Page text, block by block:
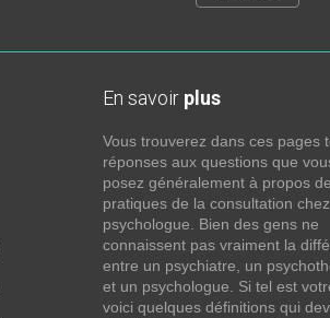
En savoir plus
Vous trouverez dans ces pages
réponses aux questions que
posez généralement à propos
pratiques de la consultation
psychologue. Bien des gens ne
connaissent pas vraiment la
entre un psychiatre, un
et un psychologue. Si tel est
voici quelques définitions qui